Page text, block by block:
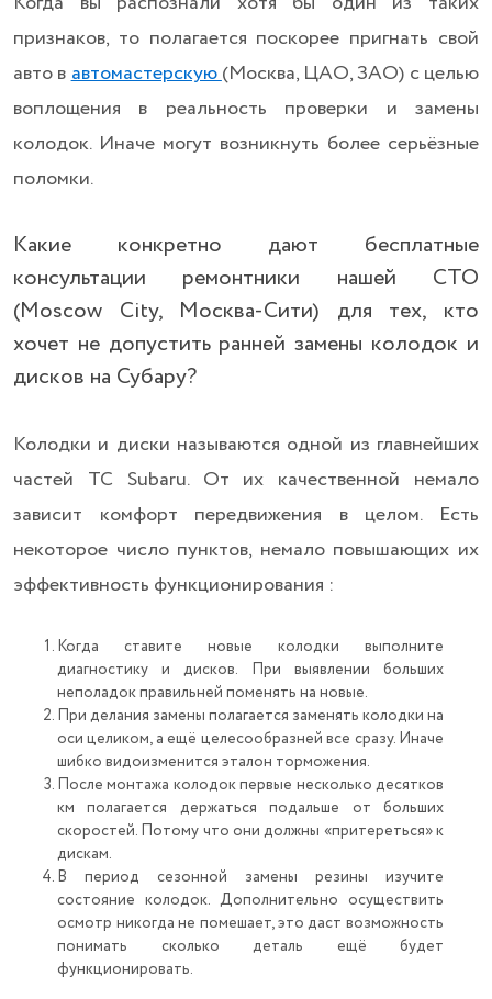
признаков, то полагается поскорее пригнать свой
авто вавтомастерскую(Москва, ЦАО, ЗАО) с целью
воплощения в реальность проверки и замены
колодок. Иначе могут возникнуть более серьёзные
поломки.
Какие конкретно дают бесплатные
консультации ремонтники нашей СТО
(Moscow City, Москва-Сити) для тех, кто
хочет не допустить ранней замены колодок и
дисков на Субару?
Колодки и диски называются одной из главнейших
частей ТС Subaru. От их качественной немало
зависит комфорт передвижения в целом. Есть
некоторое число пунктов, немало повышающих их
эффективность функционирования :
Когда ставите новые колодки выполните
диагностику и дисков. При выявлении больших
неполадок правильней поменять на новые.
При делания замены полагается заменять колодки на
оси целиком, а ещё целесообразней все сразу. Иначе
шибко видоизменится эталон торможения.
После монтажа колодок первые несколько десятков
км полагается держаться подальше от больших
скоростей. Потому что они должны «притереться» к
дискам.
В период сезонной замены резины изучите
состояние колодок. Дополнительно осуществить
осмотр никогда не помешает, это даст возможность
понимать сколько деталь ещё будет
функционировать.